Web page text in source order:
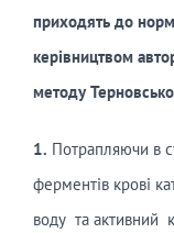
приходять до
керівництвом
методу
1. Потрапляючи в
ферментів крові
воду та активний